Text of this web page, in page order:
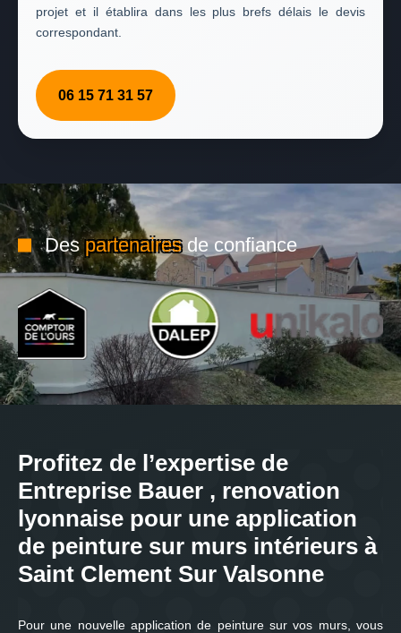
projet et il établira dans les plus brefs délais le devis
correspondant.
06 15 71 31 57
Despartenairesde confiance
Profitez de l’expertise de
Entreprise Bauer , renovation
lyonnaise pour une application
de peinture sur murs intérieurs à
Saint Clement Sur Valsonne
Pour une nouvelle application de peinture sur vos murs, vous